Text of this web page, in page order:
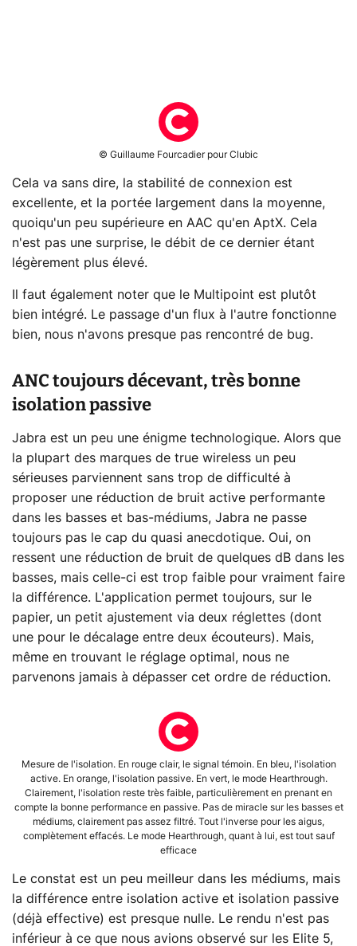
© Guillaume Fourcadier pour Clubic
Cela va sans dire, la stabilité de connexion est
excellente, et la portée largement dans la moyenne,
quoiqu'un peu supérieure en AAC qu'en AptX. Cela
n'est pas une surprise, le débit de ce dernier étant
légèrement plus élevé.
Il faut également noter que le Multipoint est plutôt
bien intégré. Le passage d'un flux à l'autre fonctionne
bien, nous n'avons presque pas rencontré de bug.
ANC toujours décevant, très bonne
isolation passive
Jabra est un peu une énigme technologique. Alors que
la plupart des marques de true wireless un peu
sérieuses parviennent sans trop de difficulté à
proposer une réduction de bruit active performante
dans les basses et bas-médiums, Jabra ne passe
toujours pas le cap du quasi anecdotique. Oui, on
ressent une réduction de bruit de quelques dB dans les
basses, mais celle-ci est trop faible pour vraiment faire
la différence. L'application permet toujours, sur le
papier, un petit ajustement via deux réglettes (dont
une pour le décalage entre deux écouteurs). Mais,
même en trouvant le réglage optimal, nous ne
parvenons jamais à dépasser cet ordre de réduction.
Mesure de l'isolation. En rouge clair, le signal témoin. En bleu, l'isolation
active. En orange, l'isolation passive. En vert, le mode Hearthrough.
Clairement, l'isolation reste très faible, particulièrement en prenant en
compte la bonne performance en passive. Pas de miracle sur les basses et
médiums, clairement pas assez filtré. Tout l'inverse pour les aigus,
complètement effacés. Le mode Hearthrough, quant à lui, est tout sauf
efficace
Le constat est un peu meilleur dans les médiums, mais
la différence entre isolation active et isolation passive
(déjà effective) est presque nulle. Le rendu n'est pas
inférieur à ce que nous avions observé sur les Elite 5,